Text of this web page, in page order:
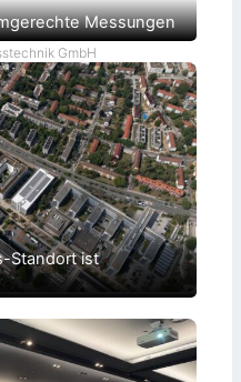
Messungen
GmbH
Standort ist